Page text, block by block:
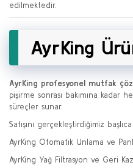
edilmektedir.
AyrKing
AyrKing profesyonel mutfak
pişirme sonrası bakımına kadar
süreçler sunar.
Satışını gerçekleştirdiğimiz başlıca
AyrKing Otomatik Unlama ve
AyrKing Yağ Filtrasyon ve Geri